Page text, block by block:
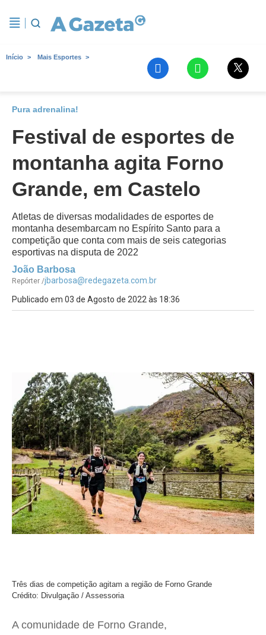
Início Mais Esportes
Pura adrenalina!
Festival de esportes de
montanha agita Forno
Grande, em Castelo
Atletas de diversas modalidades de esportes de
montanha desembarcam no Espírito Santo para a
competição que conta com mais de seis categorias
esportivas na disputa de 2022
João Barbosa
Repórter /jbarbosa@redegazeta.com.br
Publicado em 03 de Agosto de 2022 às 18:36
Três dias de competição agitam a região de Forno Grande
Crédito: Divulgação / Assessoria
A comunidade de Forno Grande,